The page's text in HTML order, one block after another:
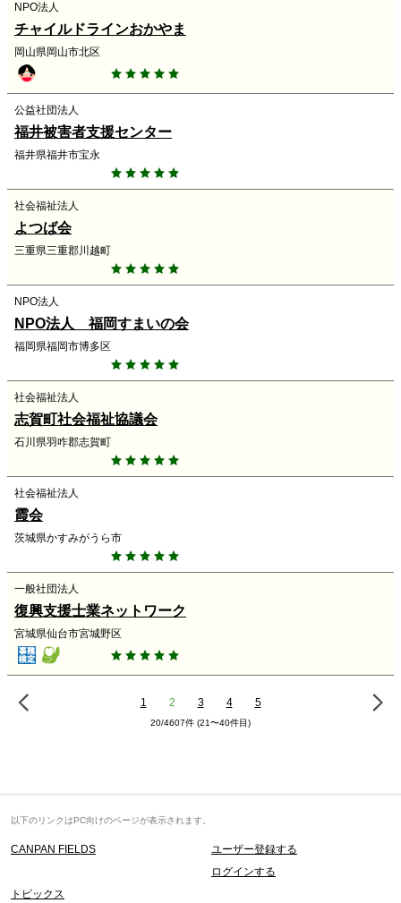
NPO法人
チャイルドラインおかやま
岡山県岡山市北区
公益社団法人
福井被害者支援センター
福井県福井市宝永
社会福祉法人
よつば会
三重県三重郡川越町
NPO法人
NPO法人 福岡すまいの会
福岡県福岡市博多区
社会福祉法人
志賀町社会福祉協議会
石川県羽咋郡志賀町
社会福祉法人
霞会
茨城県かすみがうら市
一般社団法人
復興支援士業ネットワーク
宮城県仙台市宮城野区
1 2 3 4 5
20/4607件 (21〜40件目)
以下のリンクはPC向けのページが表示されます。
CANPAN FIELDS
ユーザー登録する
ログインする
トピックス